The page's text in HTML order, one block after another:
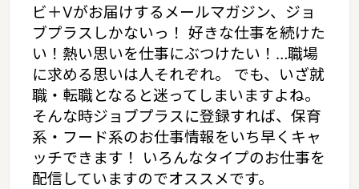
ビ＋Vがお届けするメールマガジン、ジョ
ブプラスしかないっ！ 好きな仕事を続けた
い！熱い思いを仕事にぶつけたい！…職場
に求める思いは人それぞれ。 でも、いざ就
職・転職となると迷ってしまいますよね。
そんな時ジョブプラスに登録すれば、保育
系・フード系のお仕事情報をいち早くキャ
ッチできます！ いろんなタイプのお仕事を
配信していますのでオススメです。